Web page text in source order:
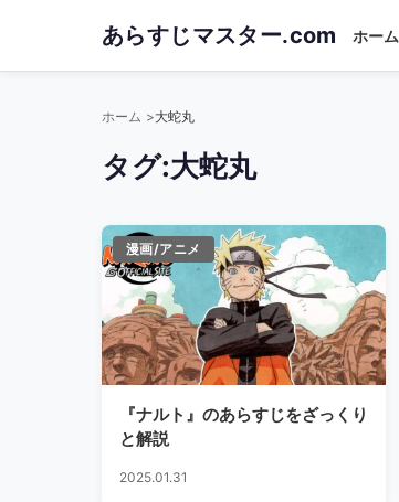
main
あらすじマスター.com ホーム
ホーム 大蛇丸
タグ:大蛇丸
漫画/アニメ
『ナルト』のあらすじをざっくり
と解説
2025.01.31